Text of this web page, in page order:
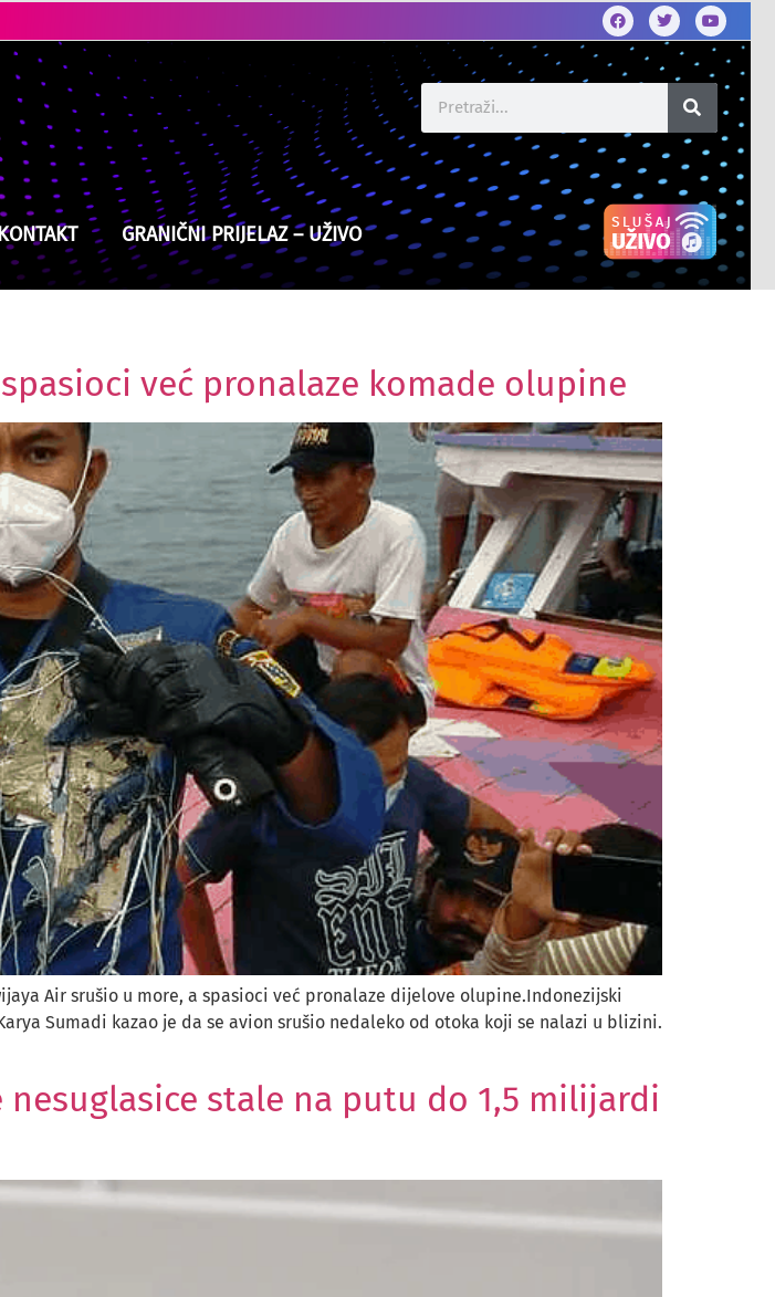
GRANIČNI PRIJELAZ – UŽIVO
već pronalaze komade olupine
Air srušio u more, a spasioci već pronalaze dijelove olupine.Indonezijski
Sumadi kazao je da se avion srušio nedaleko od otoka koji se nalazi u blizini.
stale na putu do 1,5 milijardi